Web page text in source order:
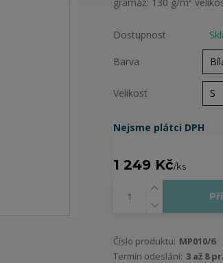
Dostupnost
Barva
Velikost
Nejsme plátci DPH
1 249 Kč/ks
Číslo produktu: MP010/6
Termín odeslání: 3 až 8